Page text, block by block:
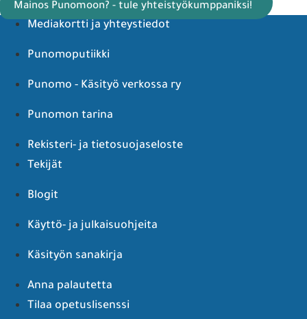
Mainos Punomoon? - tule yhteistyökumppaniksi!
Mediakortti ja yhteystiedot
Punomoputiikki
Punomo - Käsityö verkossa ry
Punomon tarina
Rekisteri- ja tietosuojaseloste
Tekijät
Blogit
Käyttö- ja julkaisuohjeita
Käsityön sanakirja
Anna palautetta
Tilaa opetuslisenssi